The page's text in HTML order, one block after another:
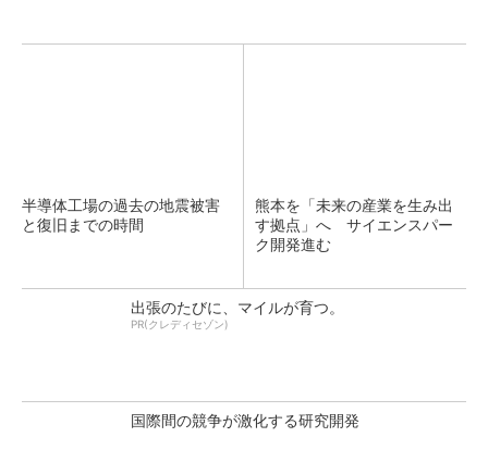
半導体工場の過去の地震被害
と復旧までの時間
熊本を「未来の産業を生み出
す拠点」へ サイエンスパー
ク開発進む
出張のたびに、マイルが育つ。
PR(クレディセゾン)
国際間の競争が激化する研究開発